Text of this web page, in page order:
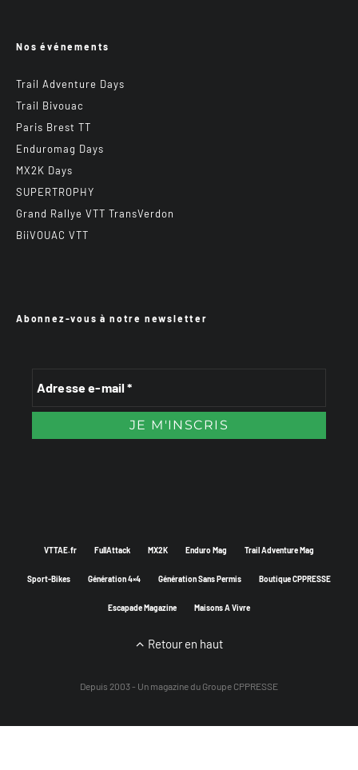
Nos événements
Trail Adventure Days
Trail Bivouac
Paris Brest TT
Enduromag Days
MX2K Days
SUPERTROPHY
Grand Rallye VTT TransVerdon
BiiVOUAC VTT
Abonnez-vous à notre newsletter
VTTAE.fr FullAttack MX2K Enduro Mag Trail Adventure Mag
Sport-Bikes Génération 4×4 Génération Sans Permis Boutique CPPRESSE
Escapade Magazine Maisons A Vivre
Retour en haut
Depuis 2003 - Un magazine du Groupe CPPRESSE